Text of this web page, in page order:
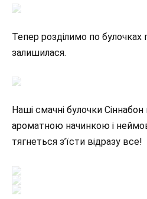
Тепер розділимо по
залишилася.
Наші смачні булочки Сіннабон
ароматною начинкою і
тягнеться з’їсти відразу все!